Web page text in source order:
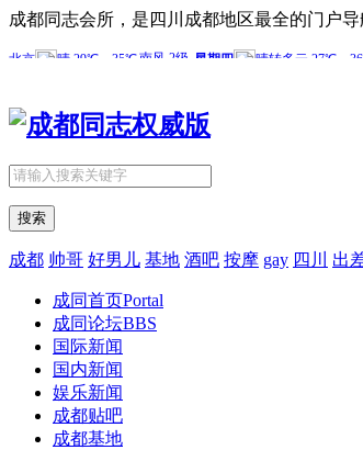
成都同志会所，是四川成都地区最全的门户导
搜索
成都 帅哥 好男儿 基地 酒吧 按摩 gay 四川 出
成同首页Portal
成同论坛BBS
国际新闻
国内新闻
娱乐新闻
成都贴吧
成都基地